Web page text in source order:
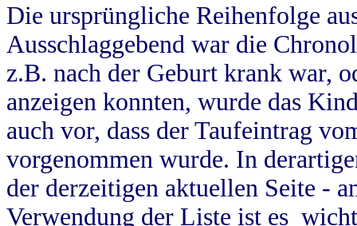
Die ursprüngliche Reihenfolge
Ausschlaggebend war die
z.B. nach der Geburt krank war,
anzeigen konnten, wurde das
auch vor, dass der Taufeintrag
vorgenommen wurde. In
der derzeitigen aktuellen Seite -
Verwendung der Liste ist es